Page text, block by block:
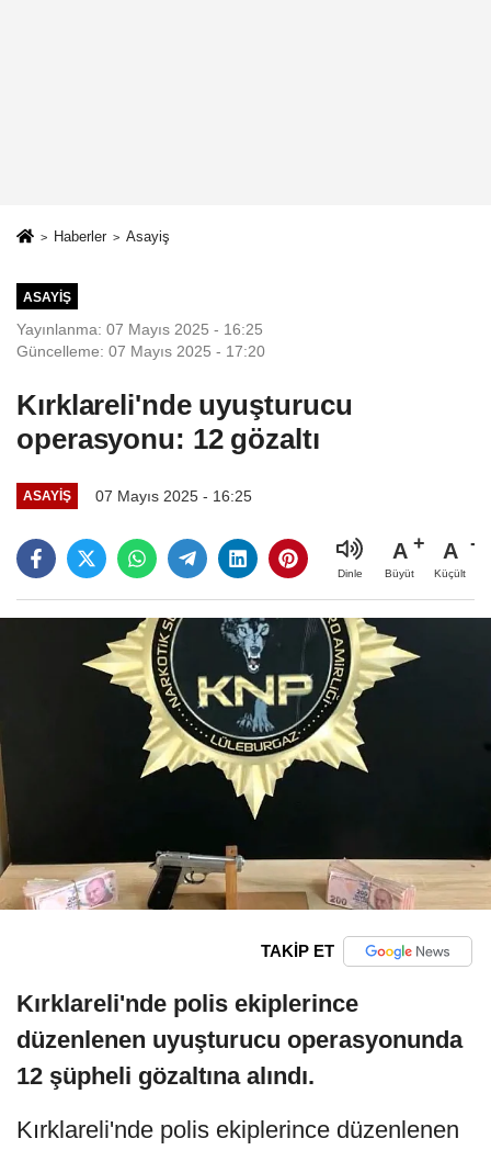
Haberler Asayiş
ASAYIŞ
Yayınlanma: 07 Mayıs 2025 - 16:25
Güncelleme: 07 Mayıs 2025 - 17:20
Kırklareli'nde uyuşturucu
operasyonu: 12 gözaltı
ASAYIŞ 07 Mayıs 2025 - 16:25
Dinle
A
Büyüt
A
Küçült
TAKİP ET
Kırklareli'nde polis ekiplerince
düzenlenen uyuşturucu operasyonunda
12 şüpheli gözaltına alındı.
Kırklareli'nde polis ekiplerince düzenlenen